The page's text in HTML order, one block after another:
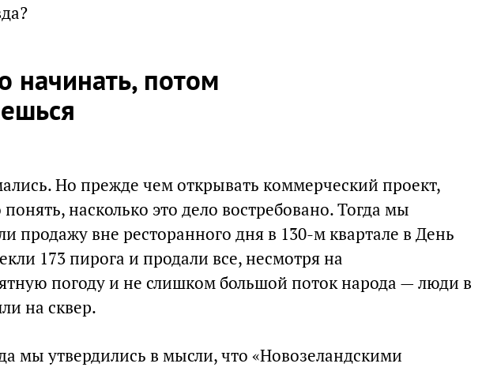
начинать, потом
Но прежде чем открывать коммерческий проект,
насколько это дело востребовано. Тогда мы
продажу вне ресторанного дня в 130-м квартале в День
173 пирога и продали все, несмотря на
погоду и не слишком большой поток народа — люди в
на сквер.
мы утвердились в мысли, что «Новозеландскими